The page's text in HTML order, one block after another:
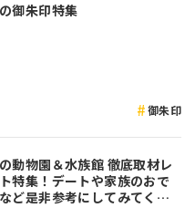
御朱印特集
御朱印
動物園＆水族館 徹底取材レ
特集！デートや家族のおで
ど是非参考にしてみてくだ